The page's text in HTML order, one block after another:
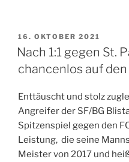
Schalke“
VERÖFFENTLICHT
AM
16. OKTOBER 2021
Nach 1:1 gegen St.
chancenlos auf
Enttäuscht und stolz
Angreifer der SF/BG
Spitzenspiel gegen den
Leistung, die seine
Meister von 2017 und